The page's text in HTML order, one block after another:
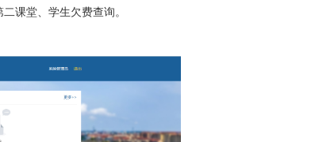
课堂、学生欠费查询。